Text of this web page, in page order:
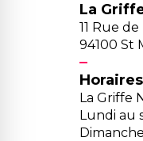
La
11 Rue
94100 St
La Griffe
Lundi au